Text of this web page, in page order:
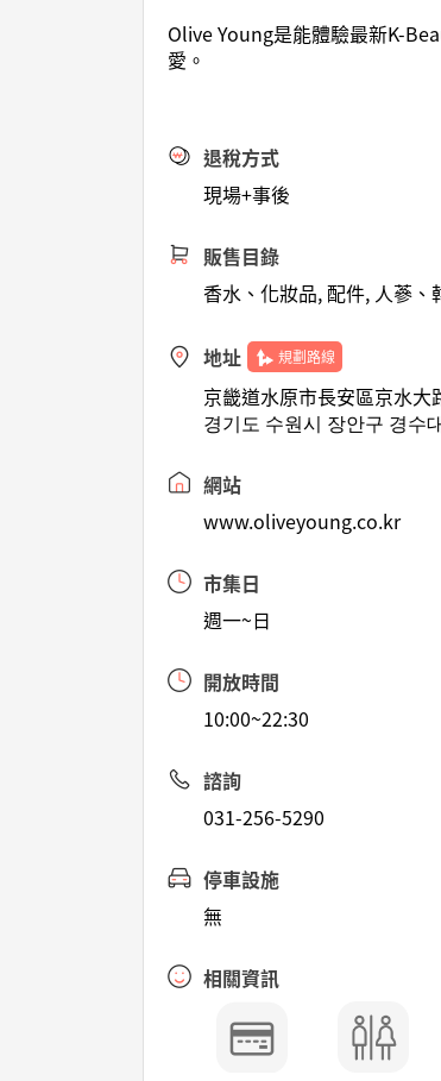
Olive Young是能體驗最新K-
愛。
退稅方式
現場+事後
販售目錄
香水、化妝品, 配件, 人蔘、
地址 規劃路線
京畿道水原市長安區京水大
경기도 수원시 장안구 경수
網站
www.oliveyoung.co.kr
市集日
週一~日
開放時間
10:00~22:30
諮詢
031-256-5290
停車設施
無
相關資訊